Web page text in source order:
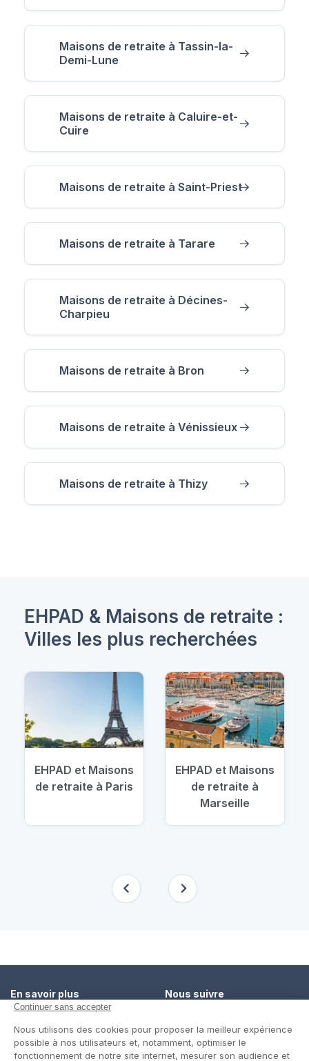
Maisons de retraite à Tassin-la-
Demi-Lune
Maisons de retraite à Caluire-et-
Cuire
Maisons de retraite à Saint-Priest
Maisons de retraite à Tarare
Maisons de retraite à Décines-
Charpieu
Maisons de retraite à Bron
Maisons de retraite à Vénissieux
Maisons de retraite à Thizy
EHPAD & Maisons de retraite :
Villes les plus recherchées
EHPAD et Maisons
de retraite à Paris
EHPAD et Maisons
de retraite à
Marseille
En savoir plus
Un service de confiance
Contact
Nous suivre
Twitter
Blog